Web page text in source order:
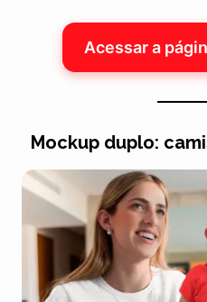
Acessar a
Mockup duplo: